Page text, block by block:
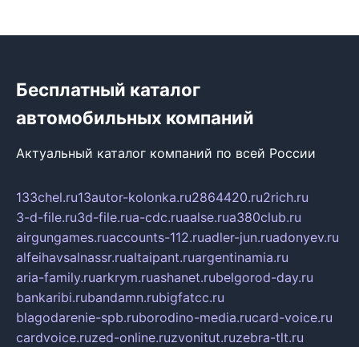
Бесплатный каталог
автомобильных компаний
Актуальный каталог компаний по всей России
133chel.ru13autor-kolonka.ru2864420.ru2rich.ru
3-d-file.ru3d-file.rua-cdc.ruaalse.rua380club.ru
airgungames.ruaccounts-112.ruadler-jun.ruadonyev.ru
alfeihavsalnassr.rualtaipant.ruargentinamia.ru
aria-family.ruarkrym.ruashanet.rubelgorod-day.ru
bankaribi.rubandamn.rubigfatcc.ru
blagodarenie-spb.ruborodino-media.rucard-voice.ru
cardvoice.ruzed-online.ruzvonitut.ruzebra-tlt.ru